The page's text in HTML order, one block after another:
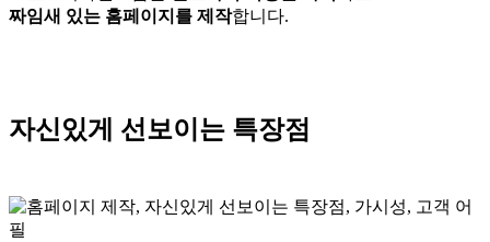
짜임새 있는 홈페이지를 제작합니다.
자신있게 선보이는 특장점